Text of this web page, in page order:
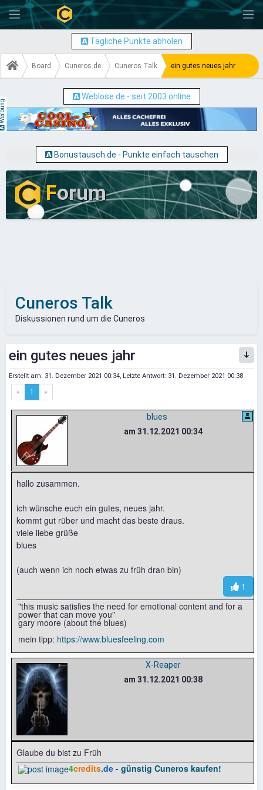
-
Tägliche Punkte abholen
Board Cuneros.de Cuneros Talk ein gutes neues jahr
Weblose.de - seit 2003 online
Bonustausch.de - Punkte einfach tauschen
Forum
Cuneros Talk
Diskussionen rund um die Cuneros
ein gutes neues jahr
Erstellt am: 31. Dezember 2021 00:34, Letzte Antwort: 31. Dezember 2021 00:38
« 1 »
blues
am 31.12.2021 00:34
hallo zusammen.
ich wünsche euch ein gutes, neues jahr.
kommt gut rüber und macht das beste draus.
viele liebe grüße
blues
(auch wenn ich noch etwas zu früh dran bin)
1
"this music satisfies the need for emotional content and for a
power that can move you"
gary moore (about the blues)
mein tipp: https://www.bluesfeeling.com
X-Reaper
am 31.12.2021 00:38
Glaube du bist zu Früh
4credits.de - günstig Cuneros kaufen!